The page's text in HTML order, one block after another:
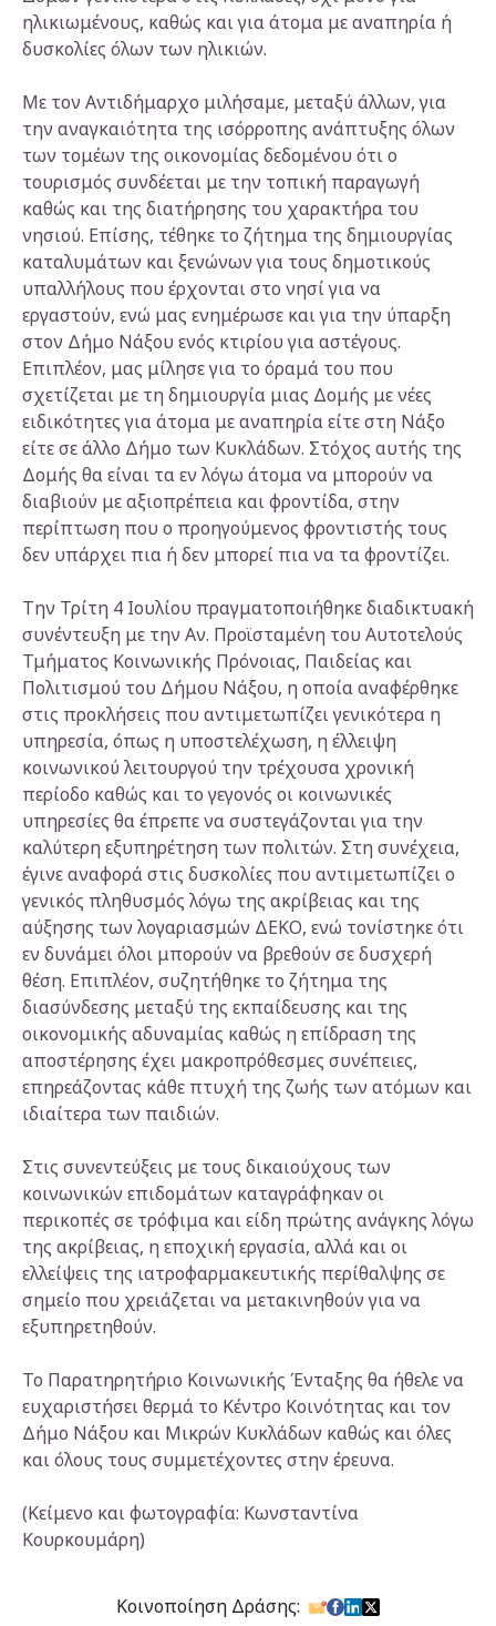
ηλικιωμένους, καθώς και για άτομα με αναπηρία ή
δυσκολίες όλων των ηλικιών.
Με τον Αντιδήμαρχο μιλήσαμε, μεταξύ άλλων, για
την αναγκαιότητα της ισόρροπης ανάπτυξης όλων
των τομέων της οικονομίας δεδομένου ότι ο
τουρισμός συνδέεται με την τοπική παραγωγή
καθώς και της διατήρησης του χαρακτήρα του
νησιού. Επίσης, τέθηκε το ζήτημα της δημιουργίας
καταλυμάτων και ξενώνων για τους δημοτικούς
υπαλλήλους που έρχονται στο νησί για να
εργαστούν, ενώ μας ενημέρωσε και για την ύπαρξη
στον Δήμο Νάξου ενός κτιρίου για αστέγους.
Επιπλέον, μας μίλησε για το όραμά του που
σχετίζεται με τη δημιουργία μιας Δομής με νέες
ειδικότητες για άτομα με αναπηρία είτε στη Νάξο
είτε σε άλλο Δήμο των Κυκλάδων. Στόχος αυτής της
Δομής θα είναι τα εν λόγω άτομα να μπορούν να
διαβιούν με αξιοπρέπεια και φροντίδα, στην
περίπτωση που ο προηγούμενος φροντιστής τους
δεν υπάρχει πια ή δεν μπορεί πια να τα φροντίζει.
Την Τρίτη 4 Ιουλίου πραγματοποιήθηκε διαδικτυακή
συνέντευξη με την Αν. Προϊσταμένη του Αυτοτελούς
Τμήματος Κοινωνικής Πρόνοιας, Παιδείας και
Πολιτισμού του Δήμου Νάξου, η οποία αναφέρθηκε
στις προκλήσεις που αντιμετωπίζει γενικότερα η
υπηρεσία, όπως η υποστελέχωση, η έλλειψη
κοινωνικού λειτουργού την τρέχουσα χρονική
περίοδο καθώς και το γεγονός οι κοινωνικές
υπηρεσίες θα έπρεπε να συστεγάζονται για την
καλύτερη εξυπηρέτηση των πολιτών. Στη συνέχεια,
έγινε αναφορά στις δυσκολίες που αντιμετωπίζει ο
γενικός πληθυσμός λόγω της ακρίβειας και της
αύξησης των λογαριασμών ΔΕΚΟ, ενώ τονίστηκε ότι
εν δυνάμει όλοι μπορούν να βρεθούν σε δυσχερή
θέση. Επιπλέον, συζητήθηκε το ζήτημα της
διασύνδεσης μεταξύ της εκπαίδευσης και της
οικονομικής αδυναμίας καθώς η επίδραση της
αποστέρησης έχει μακροπρόθεσμες συνέπειες,
επηρεάζοντας κάθε πτυχή της ζωής των ατόμων και
ιδιαίτερα των παιδιών.
Στις συνεντεύξεις με τους δικαιούχους των
κοινωνικών επιδομάτων καταγράφηκαν οι
περικοπές σε τρόφιμα και είδη πρώτης ανάγκης λόγω
της ακρίβειας, η εποχική εργασία, αλλά και οι
ελλείψεις της ιατροφαρμακευτικής περίθαλψης σε
σημείο που χρειάζεται να μετακινηθούν για να
εξυπηρετηθούν.
Το Παρατηρητήριο Κοινωνικής Ένταξης θα ήθελε να
ευχαριστήσει θερμά το Κέντρο Κοινότητας και τον
Δήμο Νάξου και Μικρών Κυκλάδων καθώς και όλες
και όλους τους συμμετέχοντες στην έρευνα.
(Κείμενο και φωτογραφία: Κωνσταντίνα
Κουρκουμάρη)
Κοινοποίηση Δράσης: